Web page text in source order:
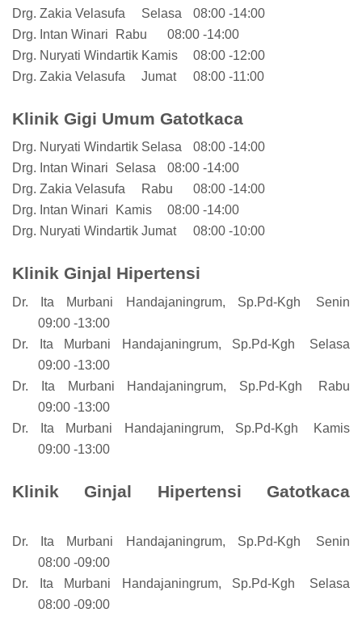
Drg. Zakia Velasufa
Selasa
08:00 -14:00
Drg. Intan Winari
Rabu
08:00 -14:00
Drg. Nuryati Windartik Kamis
08:00 -12:00
Drg. Zakia Velasufa
Jumat 08:00 -11:00
Klinik Gigi Umum Gatotkaca
Drg. Nuryati Windartik Selasa
08:00 -14:00
Drg. Intan Winari
Selasa
08:00 -14:00
Drg. Zakia Velasufa
Rabu
08:00 -14:00
Drg. Intan Winari
Kamis
08:00 -14:00
Drg. Nuryati Windartik Jumat 08:00 -10:00
Klinik Ginjal Hipertensi
Dr. Ita Murbani Handajaningrum, Sp.Pd-Kgh
Senin
09:00 -13:00
Dr. Ita Murbani Handajaningrum, Sp.Pd-Kgh
Selasa
09:00 -13:00
Dr. Ita Murbani Handajaningrum, Sp.Pd-Kgh
Rabu
09:00 -13:00
Dr. Ita Murbani Handajaningrum, Sp.Pd-Kgh
Kamis
09:00 -13:00
Klinik Ginjal Hipertensi Gatotkaca
Dr. Ita Murbani Handajaningrum, Sp.Pd-Kgh
Senin
08:00 -09:00
Dr. Ita Murbani Handajaningrum, Sp.Pd-Kgh
Selasa
08:00 -09:00